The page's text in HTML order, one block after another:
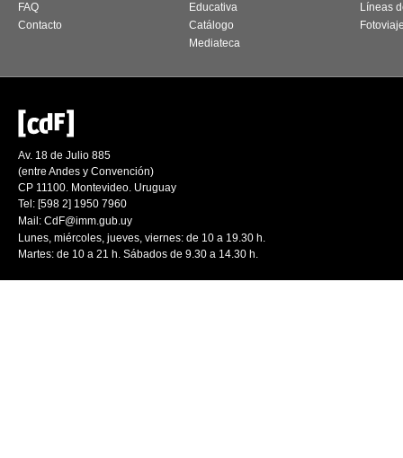
FAQ
Contacto
Educativa
Catálogo
Mediateca
Líneas
Av. 18 de Julio 885
(entre Andes y Convención)
CP 11100. Montevideo. Uruguay
Tel: [598 2] 1950 7960
Mail: CdF@imm.gub.uy
Lunes, miércoles, jueves, viernes: de 10 a 19.30 h.
Martes: de 10 a 21 h. Sábados de 9.30 a 14.30 h.